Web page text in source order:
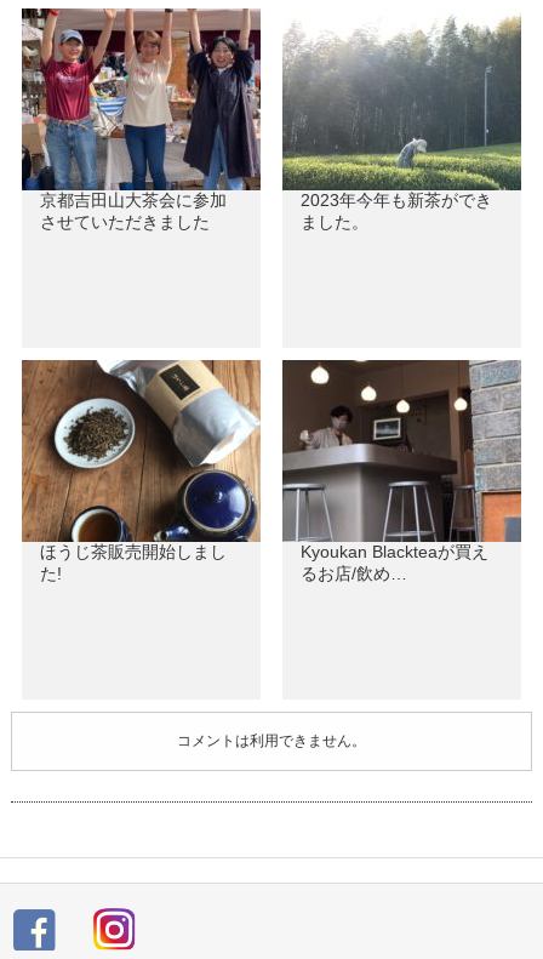
京都吉田山大茶会に参加
させていただきました
2023年今年も新茶ができ
ました。
ほうじ茶販売開始しまし
た!
Kyoukan Blackteaが買え
るお店/飲め…
コメントは利用できません。